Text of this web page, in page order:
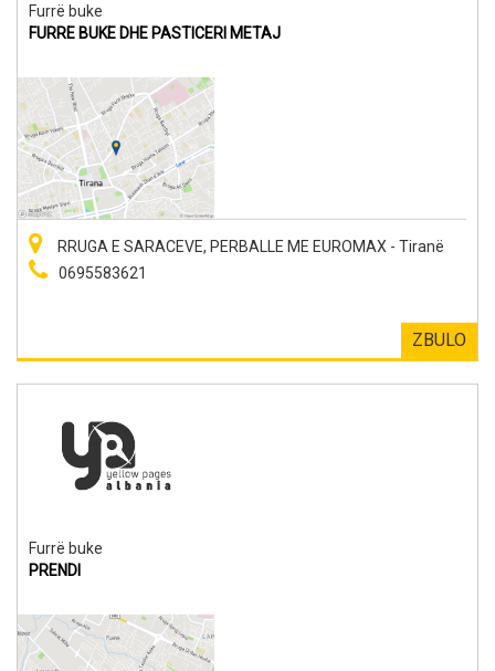
Furrë buke
FURRE BUKE DHE PASTICERI METAJ
RRUGA E SARACEVE, PERBALLE ME EUROMAX - Tiranë
0695583621
ZBULO
Furrë buke
PRENDI